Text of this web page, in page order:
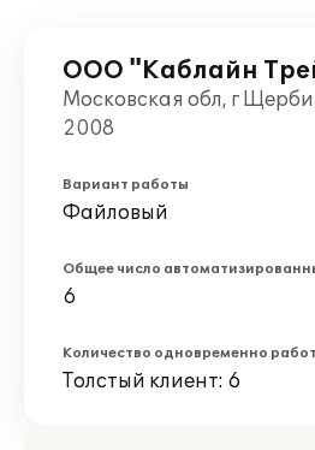
ООО "Каблайн
Московская обл, г
2008
Вариант работы
Файловый
Общее число
6
Количество одновременно
Толстый клиент: 6